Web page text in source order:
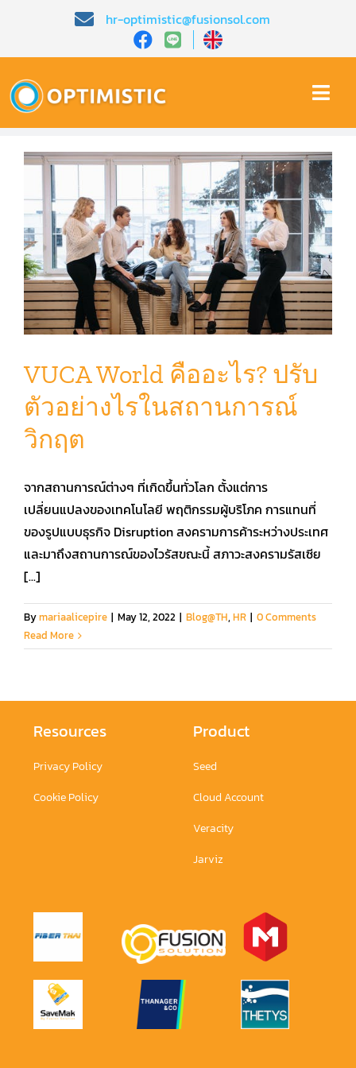
content
hr-optimistic@fusionsol.com
หน้าหลัก​
เกี่ยวกับเรา​
คุณสมบัติ​
บทความ
คู่มือการใช้งาน
สมัครใช้งานฟรี
เข้าสู่ระบบ​
VUCA World คืออะไร? ปรับ
ตัวอย่างไรในสถานการณ์
วิกฤต
จากสถานการณ์ต่างๆ ที่เกิดขึ้นทั่วโลก ตั้งแต่การ
เปลี่ยนแปลงของเทคโนโลยี พฤติกรรมผู้บริโภค การแทนที่
ของรูปแบบธุรกิจ Disruption สงครามการค้าระหว่างประเทศ
และมาถึงสถานการณ์ของไวรัสขณะนี้ สภาวะสงครามรัสเซีย
[...]
Bymariaalicepire | May 12, 2022 | Blog@TH, HR | 0 Comments
Read More
Resources
Privacy Policy
Cookie Policy
Product
Seed
Cloud Account
Veracity
Jarviz